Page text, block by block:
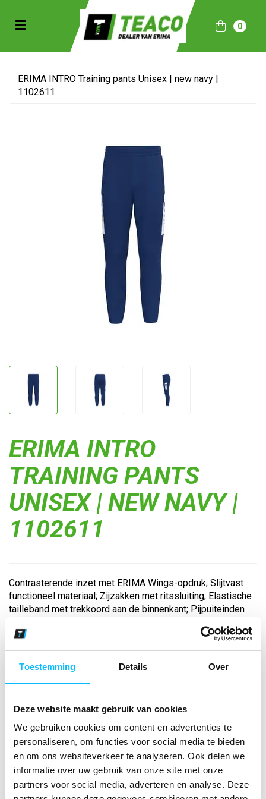
Toestemming Details Over
Deze website maakt gebruik van cookies
We gebruiken cookies om content en advertenties te
personaliseren, om functies voor social media te bieden
en om ons websiteverkeer te analyseren. Ook delen we
informatie over uw gebruik van onze site met onze
partners voor social media, adverteren en analyse. Deze
(Sportkleding)
(Collecties)
Toggle navigation 0
ERIMA INTRO Training pants Unisex | new navy |
1102611
ERIMA INTRO
TRAINING PANTS
UNISEX | NEW NAVY |
1102611
Contrasterende inzet met ERIMA Wings-opdruk; Slijtvast
functioneel materiaal; Zijzakken met ritssluiting; Elastische
tailleband met trekkoord aan de binnenkant; Pijpuiteinden
Bekijk andere kleuren
new navy
Aantal
*Gratis verzending vanaf €150,- exclusief BTW